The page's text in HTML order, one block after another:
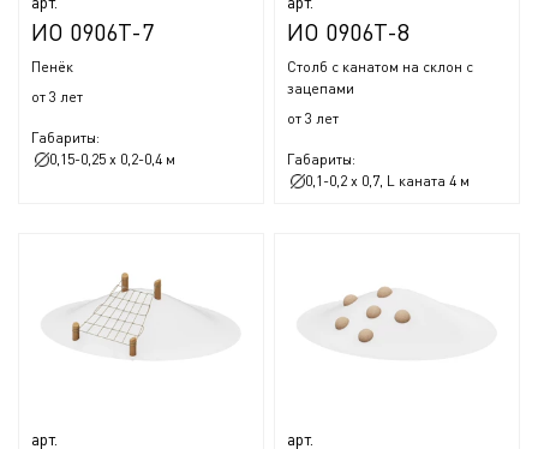
ИО 0906Т-7
Пенёк
от 3 лет
Габариты:
0,15-0,25 x 0,2-0,4 м
ИО 0906Т-8
Столб с канатом на склон с
зацепами
от 3 лет
Габариты:
0,1-0,2 x 0,7, L каната 4 м
арт. арт.